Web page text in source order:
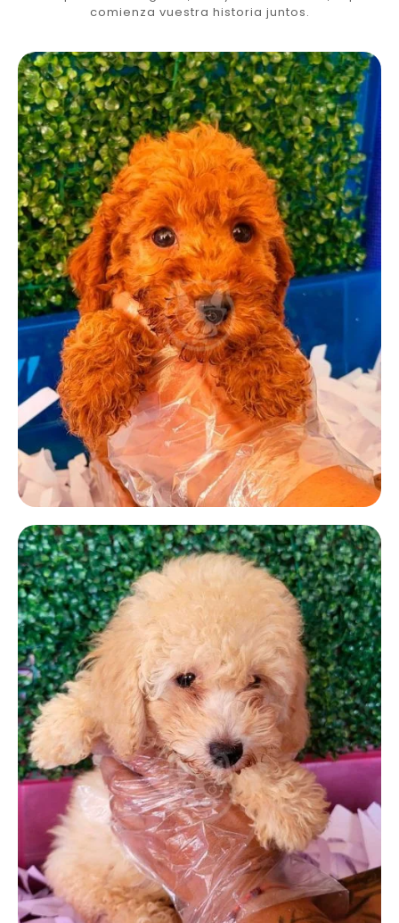
comienza vuestra historia juntos.